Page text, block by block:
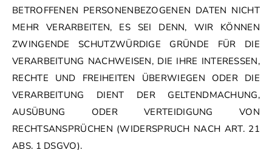
BETROFFENEN PERSONENBEZOGENEN DATEN NICHT
MEHR VERARBEITEN, ES SEI DENN, WIR KÖNNEN
ZWINGENDE SCHUTZWÜRDIGE GRÜNDE FÜR DIE
VERARBEITUNG NACHWEISEN, DIE IHRE INTERESSEN,
RECHTE UND FREIHEITEN ÜBERWIEGEN ODER DIE
VERARBEITUNG DIENT DER GELTENDMACHUNG,
AUSÜBUNG ODER VERTEIDIGUNG VON
RECHTSANSPRÜCHEN (WIDERSPRUCH NACH ART. 21
ABS. 1 DSGVO).